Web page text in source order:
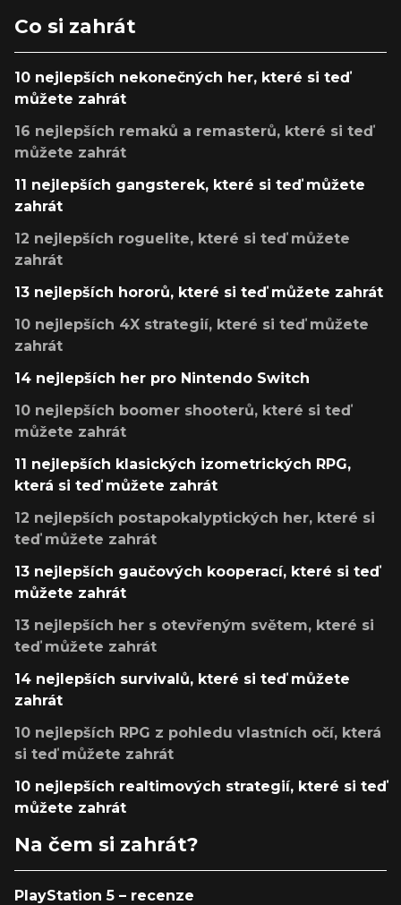
Co si zahrát
10 nejlepších nekonečných her, které si teď
můžete zahrát
16 nejlepších remaků a remasterů, které si teď
můžete zahrát
11 nejlepších gangsterek, které si teď můžete
zahrát
12 nejlepších roguelite, které si teď můžete
zahrát
13 nejlepších hororů, které si teď můžete zahrát
10 nejlepších 4X strategií, které si teď můžete
zahrát
14 nejlepších her pro Nintendo Switch
10 nejlepších boomer shooterů, které si teď
můžete zahrát
11 nejlepších klasických izometrických RPG,
která si teď můžete zahrát
12 nejlepších postapokalyptických her, které si
teď můžete zahrát
13 nejlepších gaučových kooperací, které si teď
můžete zahrát
13 nejlepších her s otevřeným světem, které si
teď můžete zahrát
14 nejlepších survivalů, které si teď můžete
zahrát
10 nejlepších RPG z pohledu vlastních očí, která
si teď můžete zahrát
10 nejlepších realtimových strategií, které si teď
můžete zahrát
Na čem si zahrát?
PlayStation 5 – recenze